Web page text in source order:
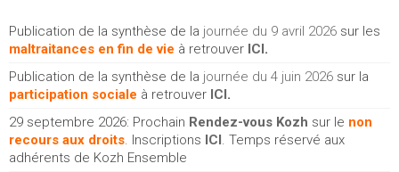
Publication de la synthèse de la journée du 9 avril 2026 sur les
maltraitances en fin de vie à retrouver ICI .
Publication de la synthèse de la journée du 4 juin 2026 sur la
participation sociale à retrouver ICI .
29 septembre 2026: Prochain Rendez-vous Kozh sur le non
recours aux droits. Inscriptions ICI . Temps réservé aux
adhérents de Kozh Ensemble